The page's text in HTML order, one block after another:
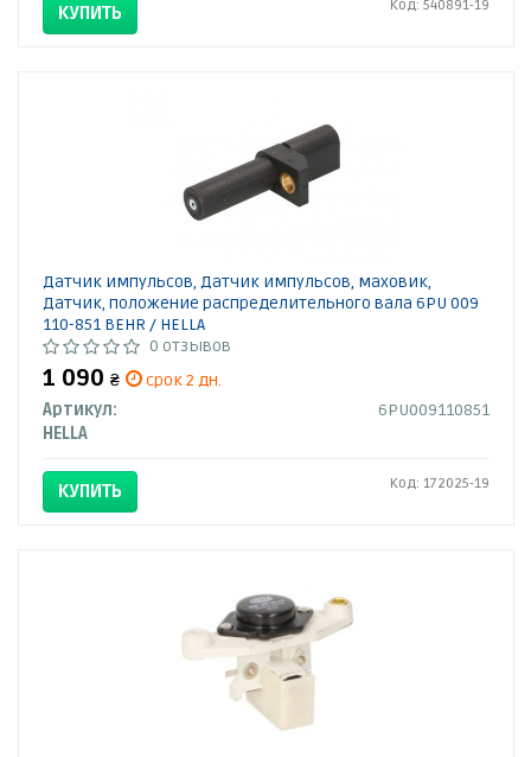
КУПИТЬ Код: 540891-19
Датчик импульсов, Датчик импульсов, маховик,
Датчик, положение распределительного вала 6PU 009
110-851 BEHR / HELLA
0 отзывов
1 090 ₴
срок 2 дн.
Артикул:
6PU009110851
HELLA
КУПИТЬ Код: 172025-19